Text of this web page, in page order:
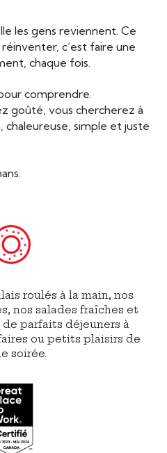
les gens reviennent. Ce
c’est faire une
chaque fois.
comprendre.
goûté, vous chercherez à
simple et juste
roulés à la main, nos
nos salades fraîches et
parfaits déjeuners à
ou petits plaisirs de
soirée.